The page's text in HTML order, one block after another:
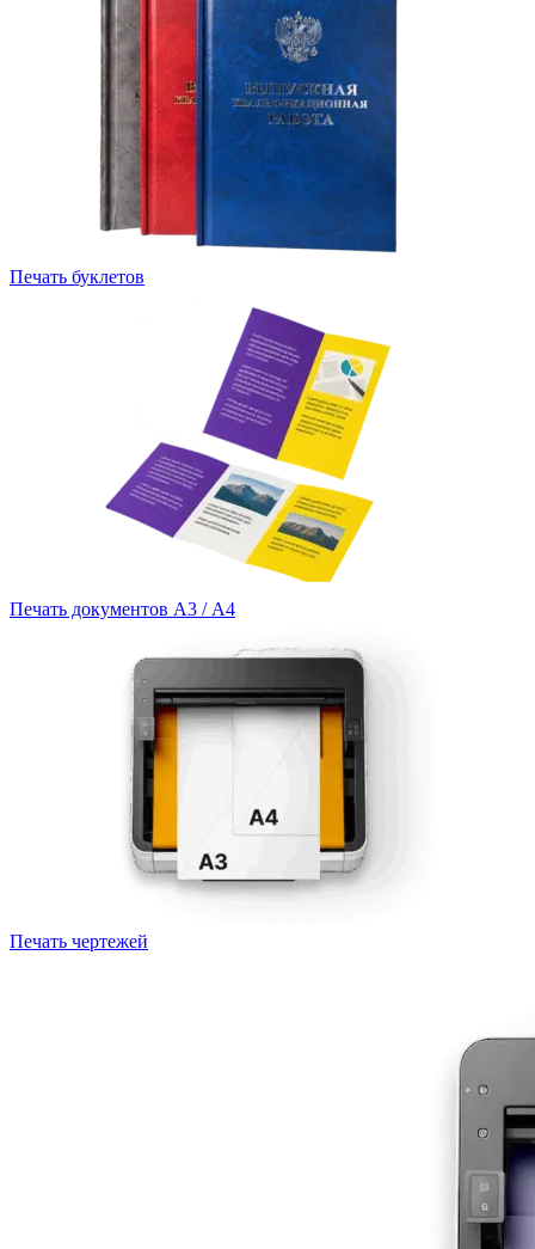
Инженерная печать документации и чертежей
Печать буклетов
Печать документов А3 / А4
Печать чертежей